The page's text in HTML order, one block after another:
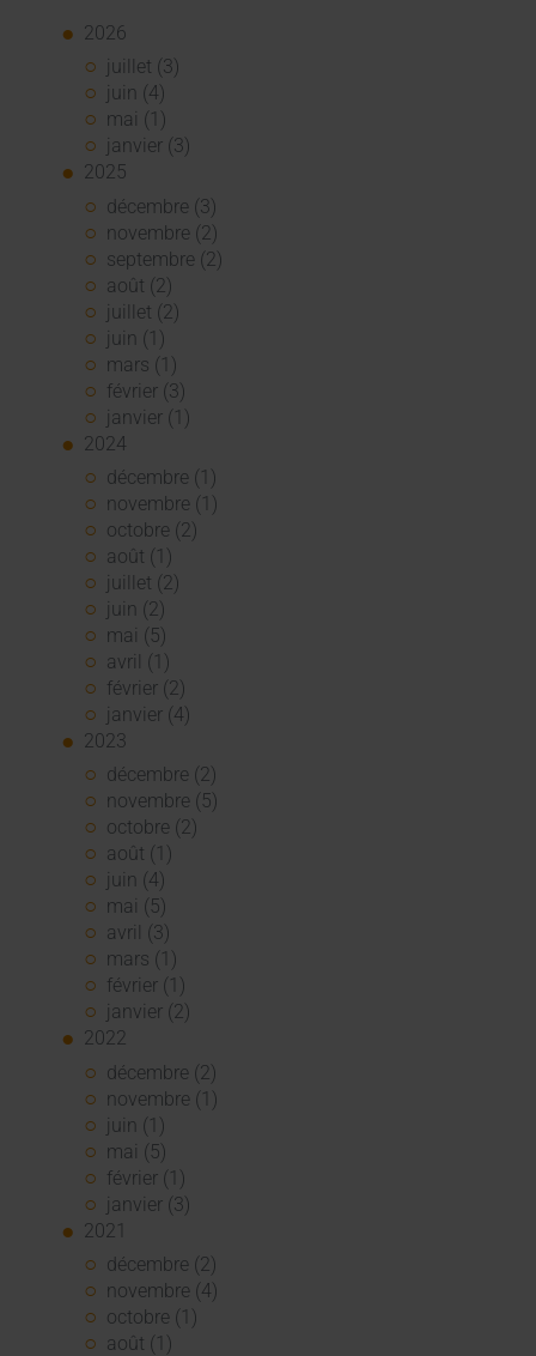
2026
juillet (3)
juin (4)
mai (1)
janvier (3)
2025
décembre (3)
novembre (2)
septembre (2)
août (2)
juillet (2)
juin (1)
mars (1)
février (3)
janvier (1)
2024
décembre (1)
novembre (1)
octobre (2)
août (1)
juillet (2)
juin (2)
mai (5)
avril (1)
février (2)
janvier (4)
2023
décembre (2)
novembre (5)
octobre (2)
août (1)
juin (4)
mai (5)
avril (3)
mars (1)
février (1)
janvier (2)
2022
décembre (2)
novembre (1)
juin (1)
mai (5)
février (1)
janvier (3)
2021
décembre (2)
novembre (4)
octobre (1)
août (1)